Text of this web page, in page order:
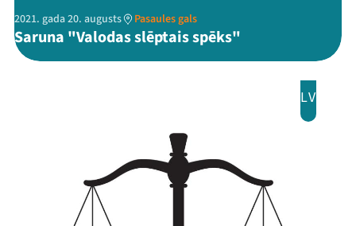
Kontakti
ThreadsFacebook Instagram
Flick
2021. gada 20. augusts Pasaules gals
Saruna "Valodas slēptais spēks"
LV